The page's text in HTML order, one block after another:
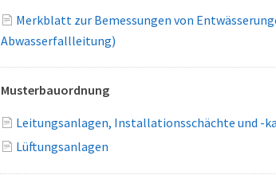
Merkblatt zur Bemessungen von
Abwasserfallleitung)
Musterbauordnung
Leitungsanlagen, Installationsschächte und -
Lüftungsanlagen